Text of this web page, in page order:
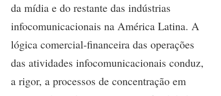
da mídia e do restante das indústrias
infocomunicacionais na América Latina. A
lógica comercial-financeira das operações
das atividades infocomunicacionais conduz,
a rigor, a processos de concentração em